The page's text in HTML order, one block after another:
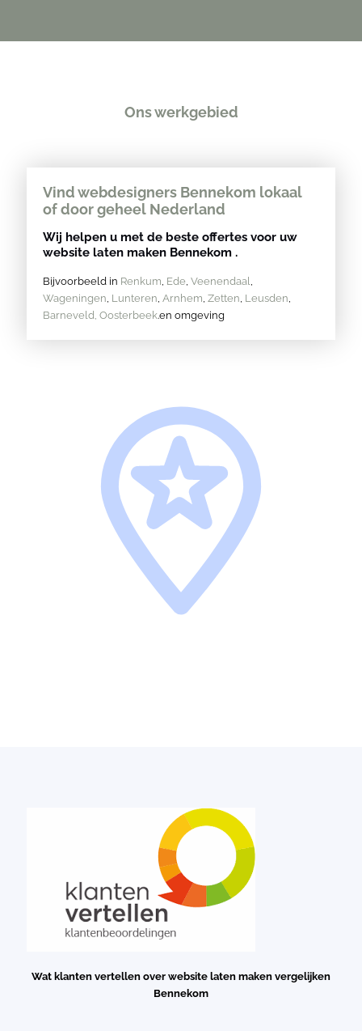
Ons werkgebied
Vind webdesigners Bennekom lokaal
of door geheel Nederland
Wij helpen u met de beste offertes voor uw
website laten maken Bennekom .
Bijvoorbeeld in Renkum, Ede, Veenendaal,
Wageningen, Lunteren, Arnhem, Zetten, Leusden,
Barneveld, Oosterbeek.en omgeving
Wat klanten vertellen over website laten maken vergelijken
Bennekom